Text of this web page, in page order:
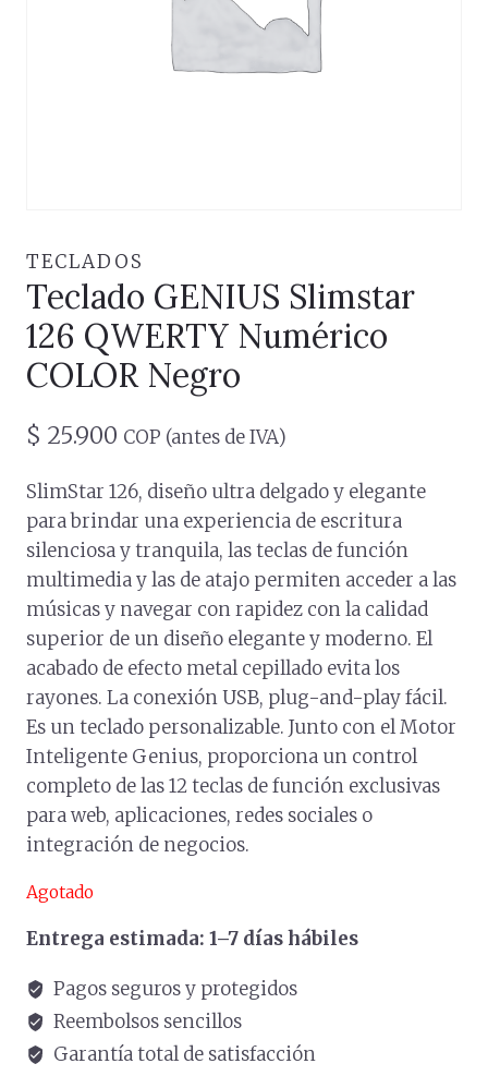
TECLADOS
Teclado GENIUS Slimstar
126 QWERTY Numérico
COLOR Negro
$ 25.900 COP (antes de IVA)
SlimStar 126, diseño ultra delgado y elegante
para brindar una experiencia de escritura
silenciosa y tranquila, las teclas de función
multimedia y las de atajo permiten acceder a las
músicas y navegar con rapidez con la calidad
superior de un diseño elegante y moderno. El
acabado de efecto metal cepillado evita los
rayones. La conexión USB, plug-and-play fácil.
Es un teclado personalizable. Junto con el Motor
Inteligente Genius, proporciona un control
completo de las 12 teclas de función exclusivas
para web, aplicaciones, redes sociales o
integración de negocios.
Agotado
Entrega estimada: 1–7 días hábiles
Pagos seguros y protegidos
Reembolsos sencillos
Garantía total de satisfacción